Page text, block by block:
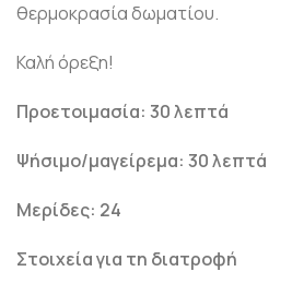
θερμοκρασία δωματίου.
Καλή όρεξη!
Προετοιμασία: 30 λεπτά
Ψήσιμο/μαγείρεμα: 30 λεπτά
Μερίδες: 24
Στοιχεία για τη διατροφή